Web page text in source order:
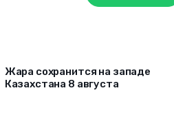
Жара сохранится на западе
Казахстана 8 августа